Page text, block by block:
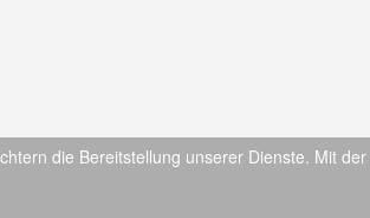
die Bereitstellung unserer Dienste. Mit